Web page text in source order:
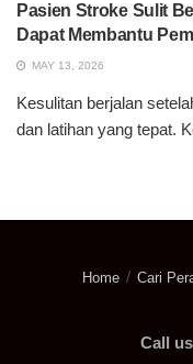
Pasien Stroke Sulit
Dapat Membantu
MAY 13, 2026
Kesulitan berjalan
dan latihan yang tepat.
Home Cari
Call